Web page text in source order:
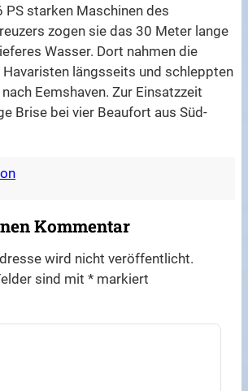
PS starken Maschinen des
zogen sie das 30 Meter lange
Wasser. Dort nahmen die
längsseits und schleppten
Eemshaven. Zur Einsatzzeit
Brise bei vier Beaufort aus Süd-
Kommentar
wird nicht veröffentlicht.
sind mit* markiert